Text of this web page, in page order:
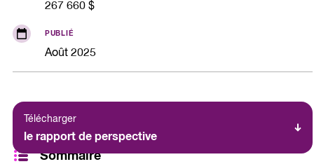
267 660 $
PUBLIÉ
Août 2025
Télécharger
le rapport de perspective
Sommaire